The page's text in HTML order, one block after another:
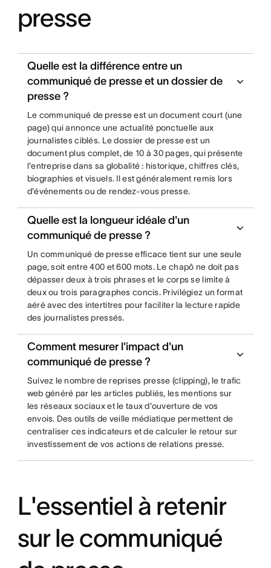
presse
Quelle est la différence entre un
communiqué de presse et un dossier de
presse ?
Le communiqué de presse est un document court (une
page) qui annonce une actualité ponctuelle aux
journalistes ciblés. Le dossier de presse est un
document plus complet, de 10 à 30 pages, qui présente
l'entreprise dans sa globalité : historique, chiffres clés,
biographies et visuels. Il est généralement remis lors
d'événements ou de rendez-vous presse.
Quelle est la longueur idéale d'un
communiqué de presse ?
Un communiqué de presse efficace tient sur une seule
page, soit entre 400 et 600 mots. Le chapô ne doit pas
dépasser deux à trois phrases et le corps se limite à
deux ou trois paragraphes concis. Privilégiez un format
aéré avec des intertitres pour faciliter la lecture rapide
des journalistes pressés.
Comment mesurer l'impact d'un
communiqué de presse ?
Suivez le nombre de reprises presse (clipping), le trafic
web généré par les articles publiés, les mentions sur
les réseaux sociaux et le taux d'ouverture de vos
envois. Des outils de veille médiatique permettent de
centraliser ces indicateurs et de calculer le retour sur
investissement de vos actions de relations presse.
L'essentiel à retenir
sur le communiqué